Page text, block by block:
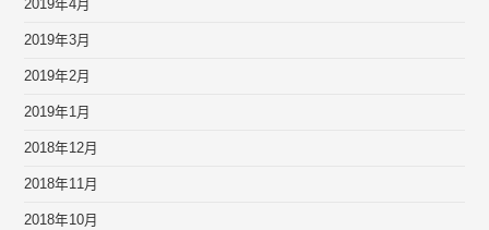
2019年4月
2019年3月
2019年2月
2019年1月
2018年12月
2018年11月
2018年10月